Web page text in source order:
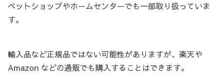
ペットショップやホームセンターでも一部取り扱っていま
す。
輸入品など正規品ではない可能性がありますが、楽天や
Amazon などの通販でも購入することはできます。